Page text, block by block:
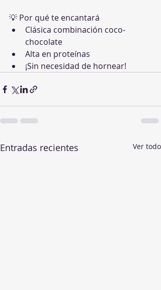
💡 Por qué te encantará
Clásica combinación coco-
chocolate
Alta en proteínas
¡Sin necesidad de hornear!
Entradas recientes Ver todo